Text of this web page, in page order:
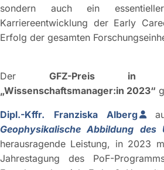
sondern auch ein
Karriereentwicklung der Early
Erfolg der gesamten
Der GFZ-Preis in
„Wissenschaftsmanager:in 2023“
Dipl.-Kffr. Franziska Alberg
Geophysikalische Abbildung des
herausragende Leistung, in 2023
Jahrestagung des PoF-